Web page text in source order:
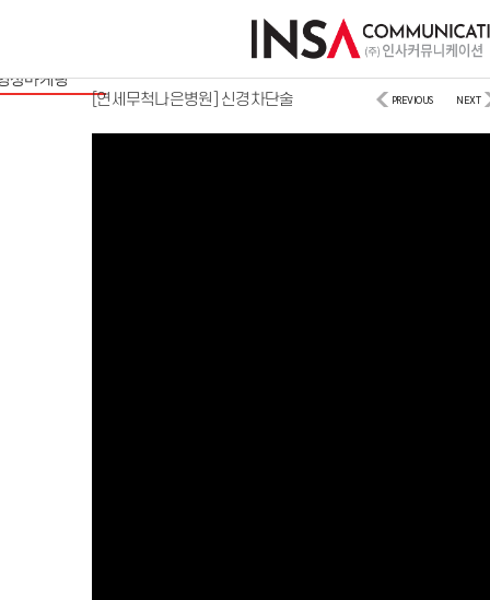
상마케팅
[연세무척나은병원] 신경차단술 PREVIOUS NEXT